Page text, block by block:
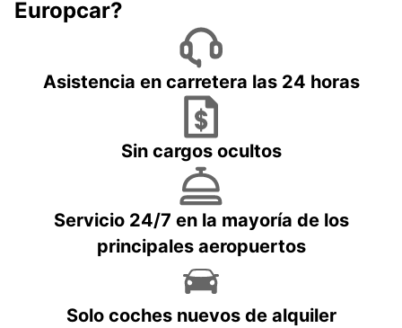
Europcar?
Asistencia en carretera las 24 horas
Sin cargos ocultos
Servicio 24/7 en la mayoría de los
principales aeropuertos
Solo coches nuevos de alquiler